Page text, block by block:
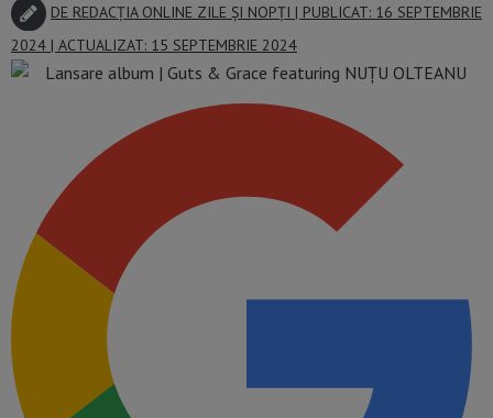
DE REDACȚIA ONLINE ZILE ȘI NOPȚI | PUBLICAT: 16 SEPTEMBRIE
2024 | ACTUALIZAT: 15 SEPTEMBRIE 2024